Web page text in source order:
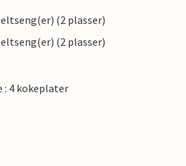
(2 plasser)
(2 plasser)
: 4 kokeplater